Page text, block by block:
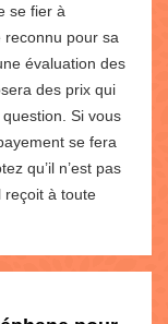
se fier à
reconnu pour sa
évaluation des
des prix qui
Si vous
se fera
qu’il n’est pas
reçoit à toute